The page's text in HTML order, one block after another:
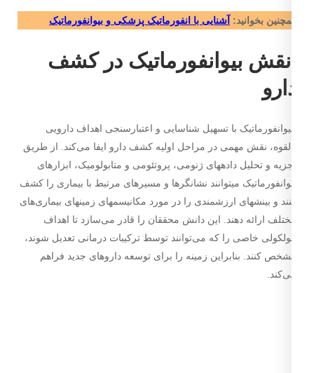
بخوانید:آشنایی با انفورماتیک پزشکی و بیوانفورماتیک
بیوانفورماتیک در کشف
با تسهیل شناسایی و اعتبارسنجی اهداف دارویی
نقش مهمی در مراحل اولیه کشف دارو ایفا می‌کند. از طریق
و تحلیل داده­های ژنومی، پروتئومی و متابولومیک، ابزارهای
می­توانند نشانگرها و مسیرهای مرتبط با بیماری را کشف
و بینش­های ارزشمندی را در مورد مکانیسم­های زمینه­ای بیماری‌های
ارائه دهند. این دانش محققان را قادر می‌سازد تا اهداف
خاصی را که می‌توانند توسط ترکیبات درمانی تعدیل شوند،
کنند. بنابراین زمینه را برای توسعه داروهای جدید فراهم